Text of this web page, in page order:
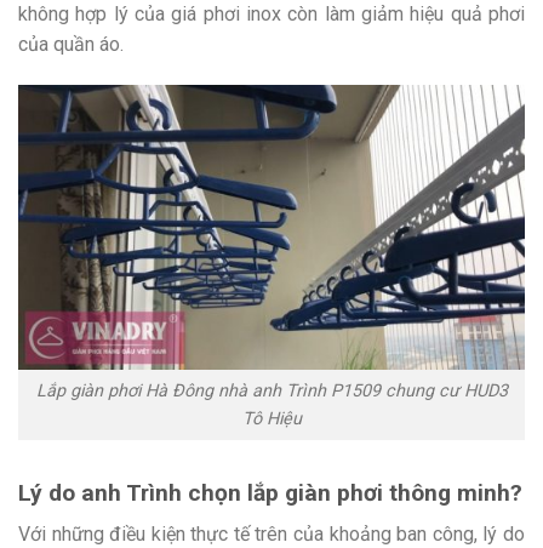
không hợp lý của giá phơi inox còn làm giảm hiệu quả phơi
của quần áo.
Lắp giàn phơi Hà Đông nhà anh Trình P1509 chung cư HUD3
Tô Hiệu
Lý do anh Trình chọn lắp giàn phơi thông minh?
Với những điều kiện thực tế trên của khoảng ban công, lý do